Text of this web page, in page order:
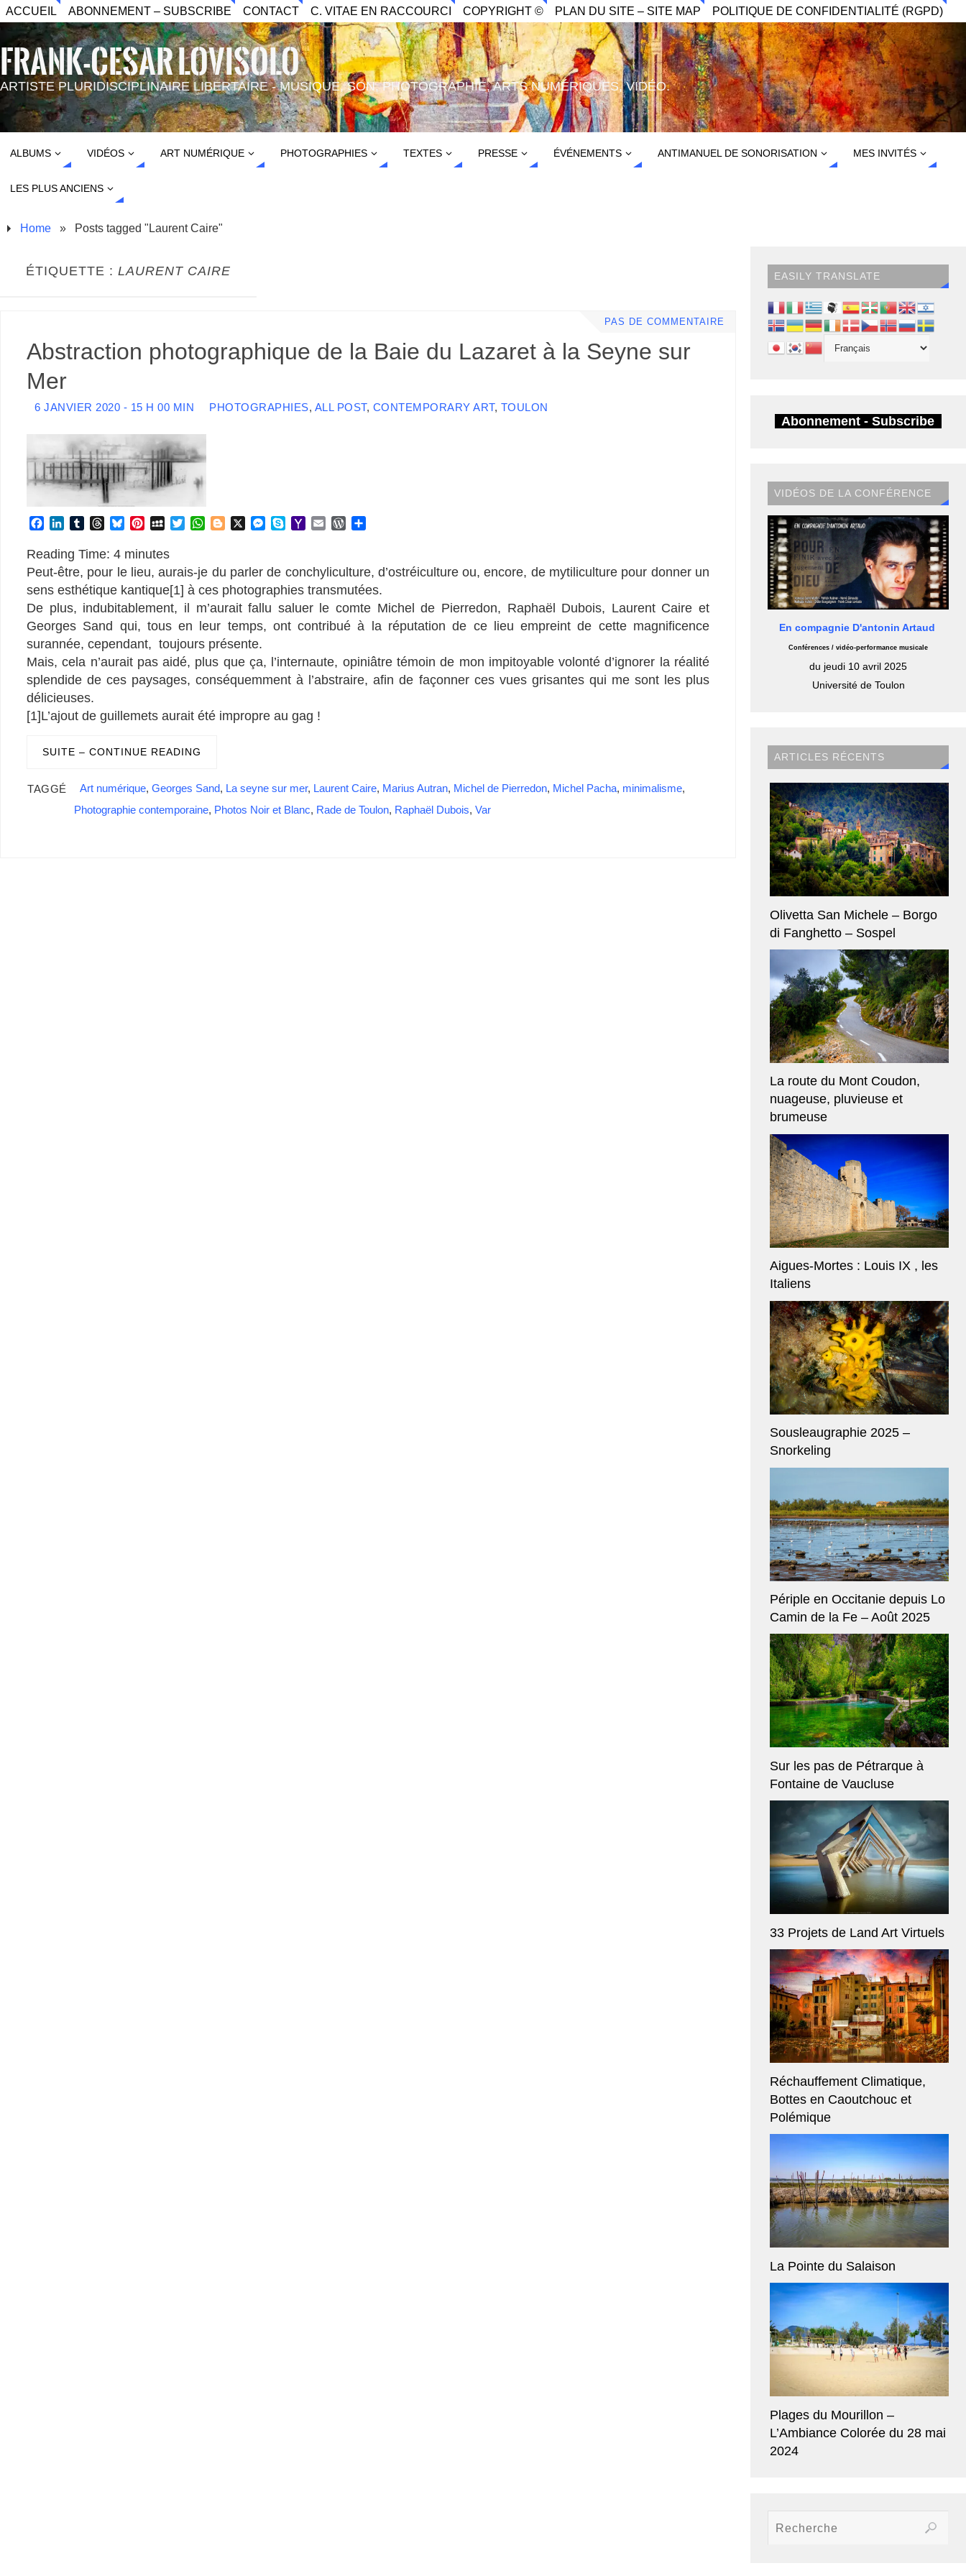
ACCUEIL ABONNEMENT – SUBSCRIBE CONTACT C. VITAE EN RACCOURCI COPYRIGHT © PLAN DU SITE – SITE MAP POLITIQUE DE CONFIDENTIALITÉ (RGPD)
FRANK-CESAR LOVISOLO
ARTISTE PLURIDISCIPLINAIRE LIBERTAIRE - MUSIQUE, SON, PHOTOGRAPHIE, ARTS NUMÉRIQUES, VIDÉO.
ALBUMS VIDÉOS ART NUMÉRIQUE PHOTOGRAPHIES TEXTES PRESSE ÉVÉNEMENTS ANTIMANUEL DE SONORISATION MES INVITÉS
LES PLUS ANCIENS
Home » Posts tagged "Laurent Caire"
ÉTIQUETTE : LAURENT CAIRE
PAS DE COMMENTAIRE
Abstraction photographique de la Baie du Lazaret à la Seyne sur
Mer
6 JANVIER 2020 - 15 H 00 MIN PHOTOGRAPHIES, ALL POST, CONTEMPORARY ART, TOULON
c
b
o
k
n
k
e
d
I
n
m
r
r
a
d
s
B
u
s
k
y
P
n
e
r
e
s
t
M
S
a
c
e
t
t
e
r
W
s
A
p
p
g
e
r
M
e
n
g
e
o
M
a
i
E
i
l
W
d
P
r
e
s
a
g
e
Reading Time: 4 minutes
Peut-être, pour le lieu, aurais-je du parler de conchyliculture, d’ostréiculture ou, encore, de mytiliculture pour donner un
sens esthétique kantique[1] à ces photographies transmutées.
De plus, indubitablement, il m’aurait fallu saluer le comte Michel de Pierredon, Raphaël Dubois, Laurent Caire et
Georges Sand qui, tous en leur temps, ont contribué à la réputation de ce lieu empreint de cette magnificence
surannée, cependant, toujours présente.
Mais, cela n’aurait pas aidé, plus que ça, l’internaute, opiniâtre témoin de mon impitoyable volonté d’ignorer la réalité
splendide de ces paysages, conséquemment à l’abstraire, afin de façonner ces vues grisantes qui me sont les plus
délicieuses.
[1]L’ajout de guillemets aurait été impropre au gag !
SUITE – CONTINUE READING
TAGGÉ Art numérique, Georges Sand, La seyne sur mer, Laurent Caire, Marius Autran, Michel de Pierredon, Michel Pacha, minimalisme,
Photographie contemporaine, Photos Noir et Blanc, Rade de Toulon, Raphaël Dubois, Var
EASILY TRANSLATE
Abonnement - Subscribe
VIDÉOS DE LA CONFÉRENCE
En compagnie D'antonin Artaud
Conférences / vidéo-performance musicale
du jeudi 10 avril 2025
Université de Toulon
ARTICLES RÉCENTS
Olivetta San Michele – Borgo
di Fanghetto – Sospel
La route du Mont Coudon,
nuageuse, pluvieuse et
brumeuse
Aigues-Mortes : Louis IX , les
Italiens
Sousleaugraphie 2025 –
Snorkeling
Périple en Occitanie depuis Lo
Camin de la Fe – Août 2025
Sur les pas de Pétrarque à
Fontaine de Vaucluse
33 Projets de Land Art Virtuels
Réchauffement Climatique,
Bottes en Caoutchouc et
Polémique
La Pointe du Salaison
Plages du Mourillon –
L’Ambiance Colorée du 28 mai
2024